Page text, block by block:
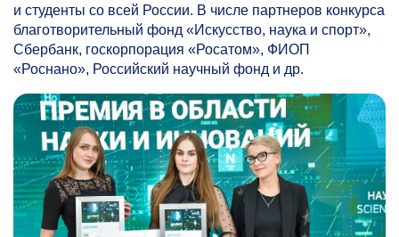
и студенты со всей России. В числе партнеров конкурса
благотворительный фонд «Искусство, наука и спорт»,
Сбербанк, госкорпорация «Росатом», ФИОП
«Роснано», Российский научный фонд и др.